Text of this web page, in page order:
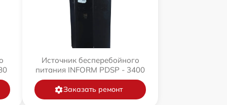
Источник бесперебойного
питания INFORM PDSP - 3400
Заказать ремонт